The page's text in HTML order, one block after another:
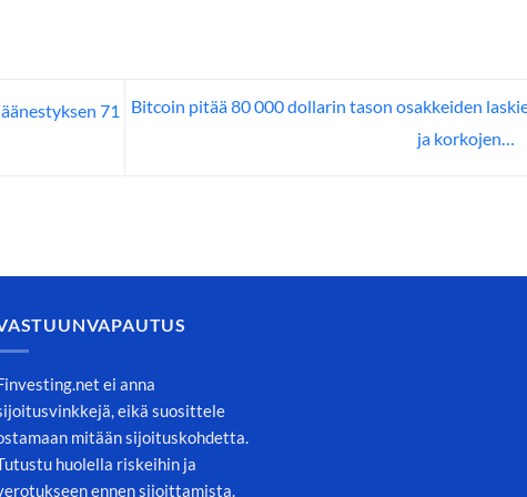
71
Bitcoin pitää 80 000 dollarin tason osakkeiden
ja korkojen…
ei anna
eikä suosittele
mitään sijoituskohdetta.
huolella riskeihin ja
ennen sijoittamista.